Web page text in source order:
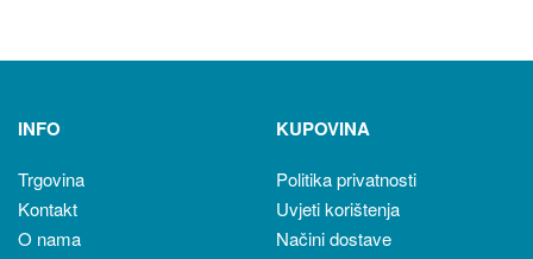
INFO
Trgovina
Kontakt
O nama
KUPOVINA
Politika privatnosti
Uvjeti korištenja
Načini dostave